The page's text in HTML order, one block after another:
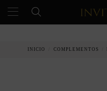
INICIO COMPLEMENTOS